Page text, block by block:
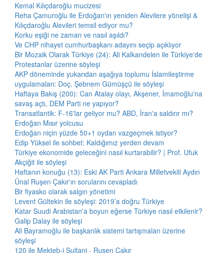
Kemal Kılıçdaroğlu mucizesi
Reha Çamuroğlu ile Erdoğan'ın yeniden Alevilere yönelişi &
Kılıçdaroğlu Alevileri temsil ediyor mu?
Korku eşiği ne zaman ve nasıl aşıldı?
Ve CHP nihayet cumhurbaşkanı adayını seçip açıklıyor
Bir Mozaik Olarak Türkiye (24): Ali Kalkandelen ile Türkiye'de
Protestanlar üzerine söyleşi
AKP döneminde yukarıdan aşağıya toplumu İslamileştirme
uygulamaları: Doç. Şebnem Gümüşçü ile söyleşi
Haftaya Bakış (200): Can Atalay olayı, Akşener, İmamoğlu'na
savaş açtı, DEM Parti ne yapıyor?
Transatlantik: F-16'lar geliyor mu? ABD, İran'a saldırır mı?
Erdoğan Mısır yolcusu
Erdoğan niçin yüzde 50+1 oydan vazgeçmek istiyor?
Edip Yüksel ile sohbet: Kaldığımız yerden devam
Türkiye ekonomide geleceğini nasıl kurtarabilir? | Prof. Ufuk
Akçiğit ile söyleşi
Haftanın konuğu (13): Eski AK Parti Ankara Milletvekili Aydın
Ünal Ruşen Çakır'ın sorularını cevapladı
Bir fiyasko olarak salgın yönetimi
Levent Gültekin ile söyleşi: 2019’a doğru Türkiye
Katar Suudi Arabistan'a boyun eğerse Türkiye nasıl etkilenir?
Galip Dalay ile söyleşi
Ali Bayramoğlu ile başkanlık sistemi tartışmaları üzerine
söyleşi
120 ile Mekteb-i Sultani - Ruşen Çakır